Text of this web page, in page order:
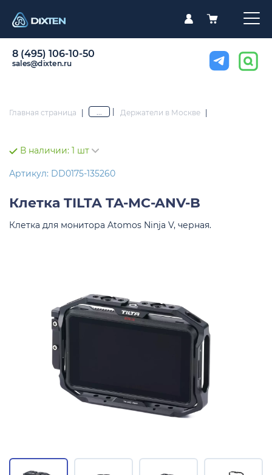
8 (495) 106-10-50
sales@dixten.ru
Главная страница | ... Держатели в Москве |
В наличии: 1 шт
Артикул: DD0175-135260
Клетка TILTA TA-MC-ANV-B
Клетка для монитора Atomos Ninja V, черная.